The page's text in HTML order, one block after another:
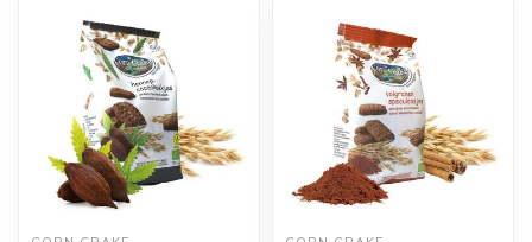
Geef een seintje Geef een seintje